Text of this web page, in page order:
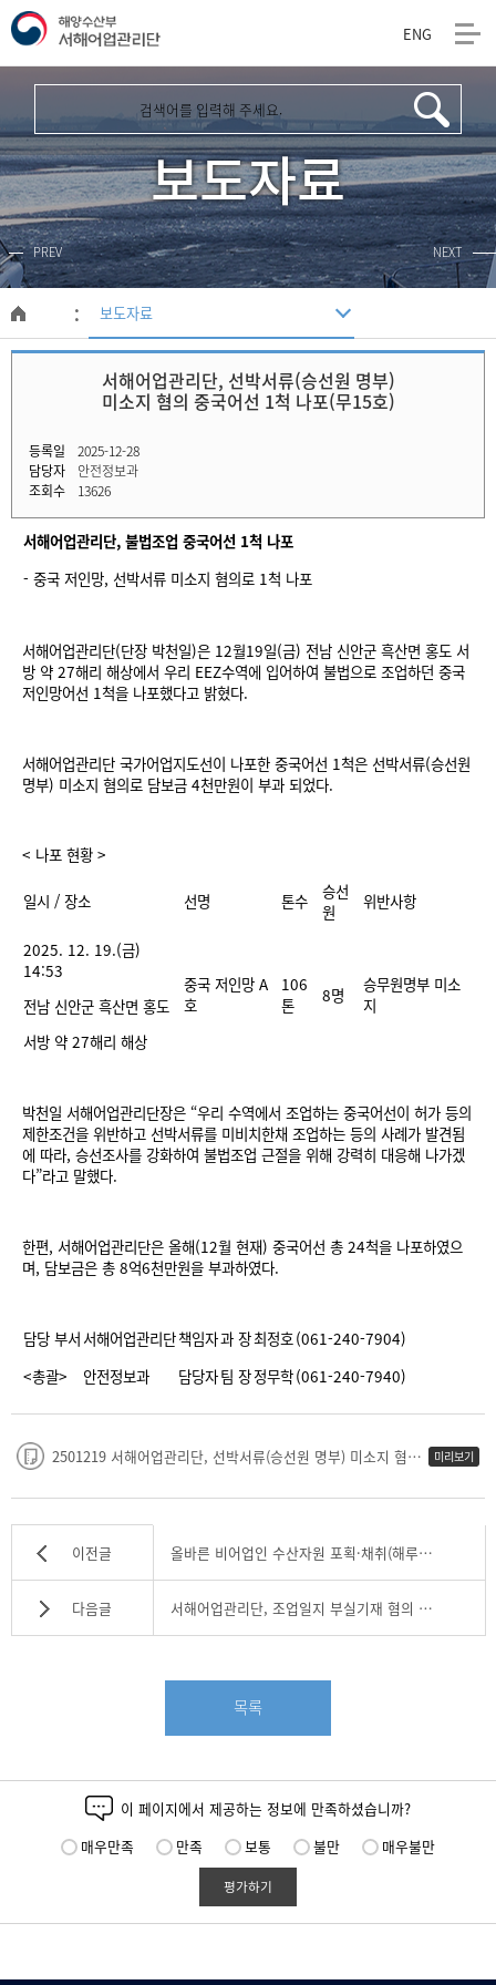
ENG
해
양
수
산
부
서
해
어
관
리
단
보도자료
PREV NEXT
메
인
보도자료
서해어업관리단, 선박서류(승선원 명부)
미소지 혐의 중국어선 1척 나포(무15호)
등록일
2025-12-28
담당자
안전정보과
조회수
13626
서해어업관리단, 불법조업 중국어선 1척 나포
- 중국 저인망, 선박서류 미소지 혐의로 1척 나포
서해어업관리단(단장 박천일)은 12월19일(금) 전남 신안군 흑산면 홍도 서
방 약 27해리 해상에서 우리 EEZ수역에 입어하여 불법으로 조업하던 중국
저인망어선 1척을 나포했다고 밝혔다.
서해어업관리단 국가어업지도선이 나포한 중국어선 1척은 선박서류(승선원
명부) 미소지 혐의로 담보금 4천만원이 부과 되었다.
< 나포 현황 >
일시 / 장소 선명 톤수
승선
원
위반사항
2025. 12. 19.(금)
14:53
전남 신안군 흑산면 홍도
서방 약 27해리 해상
중국 저인망 A
호
106
톤
8명
승무원명부 미소
지
박천일 서해어업관리단장은 “우리 수역에서 조업하는 중국어선이 허가 등의
제한조건을 위반하고 선박서류를 미비치한채 조업하는 등의 사례가 발견됨
에 따라, 승선조사를 강화하여 불법조업 근절을 위해 강력히 대응해 나가겠
다”라고 말했다.
한편, 서해어업관리단은 올해(12월 현재) 중국어선 총 24척을 나포하였으
며, 담보금은 총 8억6천만원을 부과하였다.
담당 부서 서해어업관리단책임자과 장최정호(061-240-7904)
<총괄>
안전정보과 담당자팀 장정무학(061-240-7940)
첨부파일
2501219 서해어업관리단, 선박서류(승선원 명부) 미소지 혐의 중국어선 1척 나포(무15호).hwpx 미리보기
물
정
이전글 올바른 비어업인 수산자원 포획·채취(해루질) 공익광고
다음글 서해어업관리단, 조업일지 부실기재 혐의 중국어선 2척 나포(무2호)
목록
이 페이지에서 제공하는 정보에 만족하셨습니까?
매우만족
만족 보통 불만 매우불만
평가하기